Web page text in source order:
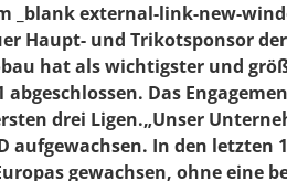
external-link-new-
Haupt- und Trikotsponsor
hat als wichtigster und
abgeschlossen. Das
drei Ligen.„Unser
aufgewachsen. In den letzten
gewachsen, ohne eine